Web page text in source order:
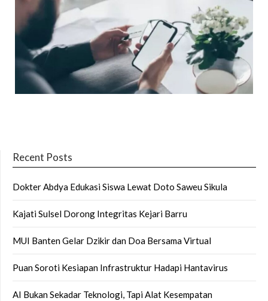
Recent Posts
Dokter Abdya Edukasi Siswa Lewat Doto Saweu Sikula
Kajati Sulsel Dorong Integritas Kejari Barru
MUI Banten Gelar Dzikir dan Doa Bersama Virtual
Puan Soroti Kesiapan Infrastruktur Hadapi Hantavirus
AI Bukan Sekadar Teknologi, Tapi Alat Kesempatan